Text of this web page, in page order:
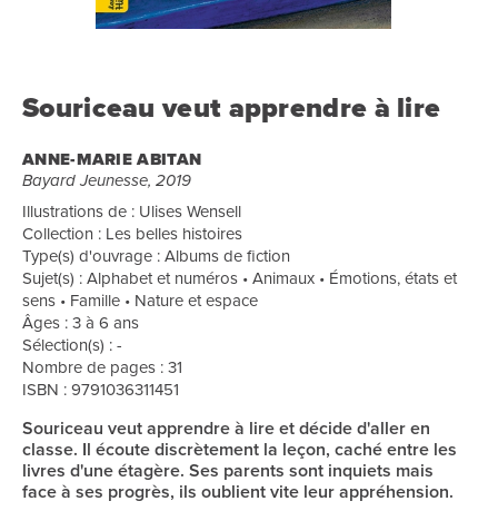
Souriceau veut apprendre à lire
ANNE-MARIE ABITAN
Bayard Jeunesse, 2019
Illustrations de : Ulises Wensell
Collection : Les belles histoires
Type(s) d'ouvrage : Albums de fiction
Sujet(s) : Alphabet et numéros • Animaux • Émotions, états et
sens • Famille • Nature et espace
Âges : 3 à 6 ans
Sélection(s) : -
Nombre de pages : 31
ISBN : 9791036311451
Souriceau veut apprendre à lire et décide d'aller en
classe. Il écoute discrètement la leçon, caché entre les
livres d'une étagère. Ses parents sont inquiets mais
face à ses progrès, ils oublient vite leur appréhension.